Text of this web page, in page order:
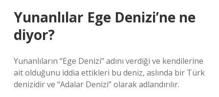
Yunanlılar Ege Denizi’ne ne
diyor?
Yunanlıların “Ege Denizi” adını verdiği ve kendilerine
ait olduğunu iddia ettikleri bu deniz, aslında bir Türk
denizidir ve “Adalar Denizi” olarak adlandırılır.